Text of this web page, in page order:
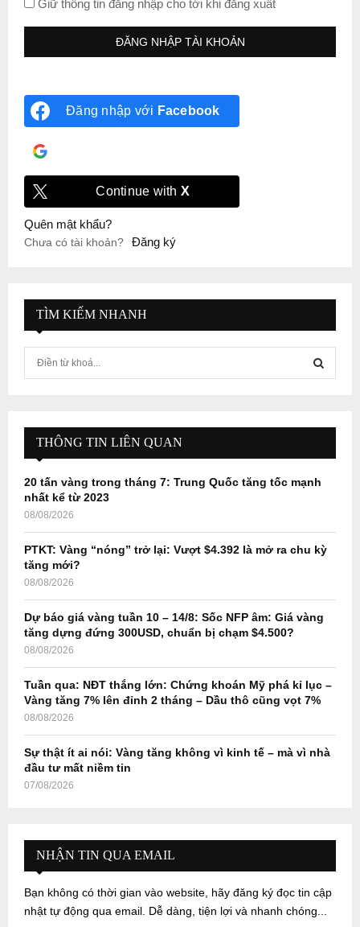
Giữ thông tin đăng nhập cho tới khi đăng xuất
Đăng nhập với Facebook
Continue with X
Quên mật khẩu?
Chưa có tài khoản? Đăng ký
TÌM KIẾM NHANH
f
r
E
A
H
THÔNG TIN LIÊN QUAN
20 tấn vàng trong tháng 7: Trung Quốc tăng tốc mạnh
nhất kể từ 2023
08/08/2026
PTKT: Vàng “nóng” trở lại: Vượt $4.392 là mở ra chu kỳ
tăng mới?
08/08/2026
Dự báo giá vàng tuần 10 – 14/8: Sốc NFP âm: Giá vàng
tăng dựng đứng 300USD, chuẩn bị chạm $4.500?
08/08/2026
Tuần qua: NĐT thắng lớn: Chứng khoán Mỹ phá kỉ lục –
Vàng tăng 7% lên đỉnh 2 tháng – Dầu thô cũng vọt 7%
08/08/2026
Sự thật ít ai nói: Vàng tăng không vì kinh tế – mà vì nhà
đầu tư mất niềm tin
07/08/2026
NHẬN TIN QUA EMAIL
Bạn không có thời gian vào website, hãy đăng ký đọc tin cập
nhật tự động qua email. Dễ dàng, tiện lợi và nhanh chóng...